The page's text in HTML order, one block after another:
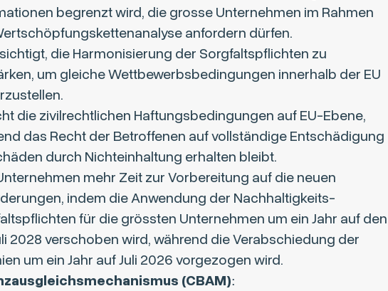
begrenzt wird, die grosse Unternehmen im Rahmen
anfordern dürfen.
die Harmonisierung der Sorgfaltspflichten zu
um gleiche Wettbewerbsbedingungen innerhalb der EU
die zivilrechtlichen Haftungsbedingungen auf EU-Ebene,
das Recht der Betroffenen auf vollständige Entschädigung
durch Nichteinhaltung erhalten bleibt.
mehr Zeit zur Vorbereitung auf die neuen
indem die Anwendung der Nachhaltigkeits-
für die grössten Unternehmen um ein Jahr auf den
2028 verschoben wird, während die Verabschiedung der
um ein Jahr auf Juli 2026 vorgezogen wird.
(CBAM):